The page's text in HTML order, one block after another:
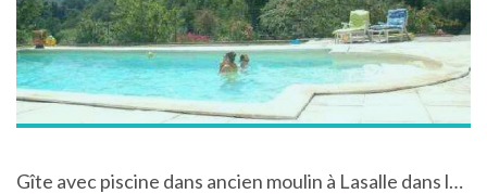
Gîte avec piscine dans ancien moulin à Lasalle dans le Languedoc Roussillon